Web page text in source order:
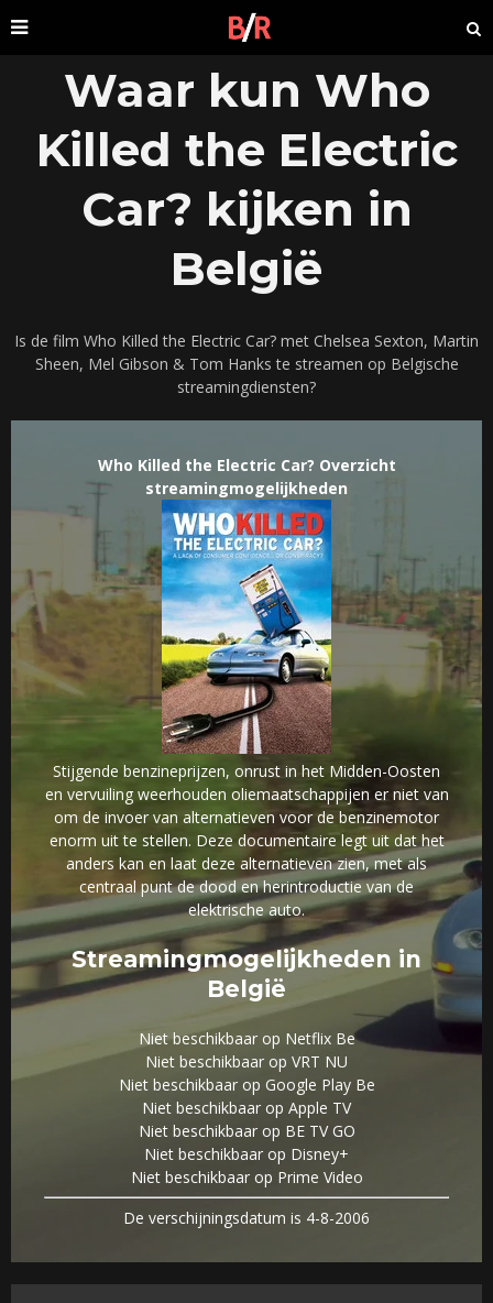
Waar kun Who
Killed the Electric
Car? kijken in
België
Is de film Who Killed the Electric Car? met Chelsea Sexton, Martin
Sheen, Mel Gibson & Tom Hanks te streamen op Belgische
streamingdiensten?
Who Killed the Electric Car? Overzicht
streamingmogelijkheden
Stijgende benzineprijzen, onrust in het Midden-Oosten
en vervuiling weerhouden oliemaatschappijen er niet van
om de invoer van alternatieven voor de benzinemotor
enorm uit te stellen. Deze documentaire legt uit dat het
anders kan en laat deze alternatieven zien, met als
centraal punt de dood en herintroductie van de
elektrische auto.
Streamingmogelijkheden in
België
Niet beschikbaar op Netflix Be
Niet beschikbaar op VRT NU
Niet beschikbaar op Google Play Be
Niet beschikbaar op Apple TV
Niet beschikbaar op BE TV GO
Niet beschikbaar op Disney+
Niet beschikbaar op Prime Video
De verschijningsdatum is 4-8-2006